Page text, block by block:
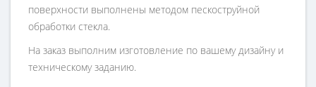
поверхности выполнены методом пескоструйной
обработки стекла.
На заказ выполним изготовление по вашему дизайну и
техническому заданию.